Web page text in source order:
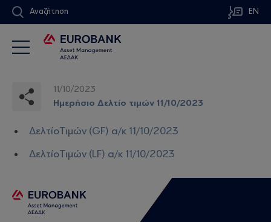
Αναζήτηση EN
11/10/2023
Ημερήσιο Δελτίο τιμών 11/10/2023
ΔελτίοΤιμών (GF) α/κ 11/10/2023
ΔελτίοΤιμών (LF) α/κ 11/10/2023